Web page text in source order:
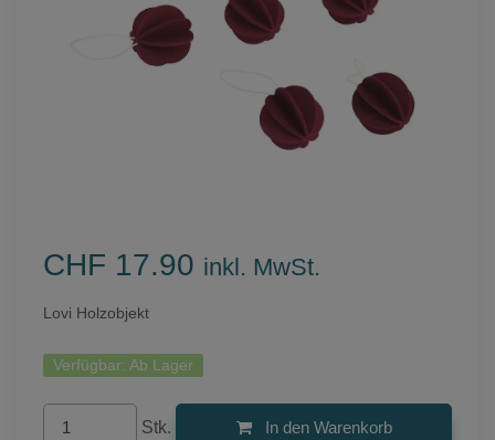
CHF 17.90 inkl. MwSt.
Lovi Holzobjekt
Verfügbar: Ab Lager
Stk. In den Warenkorb